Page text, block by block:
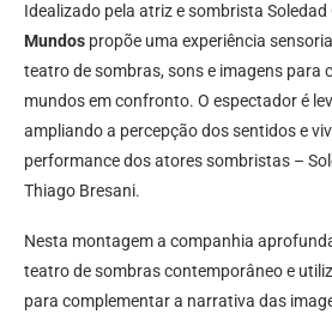
Idealizado pela atriz e sombrista Soledad
Mundos propõe uma experiência
teatro de sombras, sons e imagens para
mundos em confronto. O espectador é
ampliando a percepção dos sentidos e
performance dos atores sombristas –
Thiago Bresani.
Nesta montagem a companhia
teatro de sombras contemporâneo e
para complementar a narrativa das